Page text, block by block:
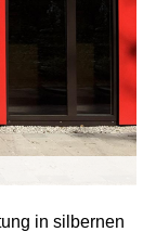
in silbernen